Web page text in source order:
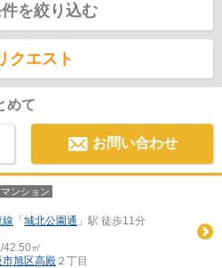
を絞り込む
クエスト
めて
お問い合わせ
ンション
線 「 城北公園通 」駅 徒歩11分
42.50㎡
市旭区高殿 ２丁目